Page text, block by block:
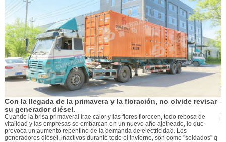
y la floración, no olvide revisar
calor y las flores florecen, todo rebosa de
en un nuevo año ajetreado, lo que
de la demanda de electricidad. Los
todo el invierno, son como "soldados" q
Guía de
reactivar grupos
Ya sea que sirva como fuente
electrógeno diésel requiere
minuciosa antes de ser
Esto garantiza que la unidad